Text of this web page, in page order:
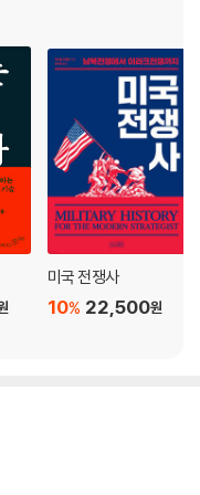
한다 | 리더는 조직에서 감
능력 부족과 비즈니스 실패
증후군은 언제나 함께 온다
다 | 나쁜 상사는 감성 지능
장이 당신의 감정을 무시한
원은 감정의 힘을 인정하는
미국 전쟁사
22,500원
10%